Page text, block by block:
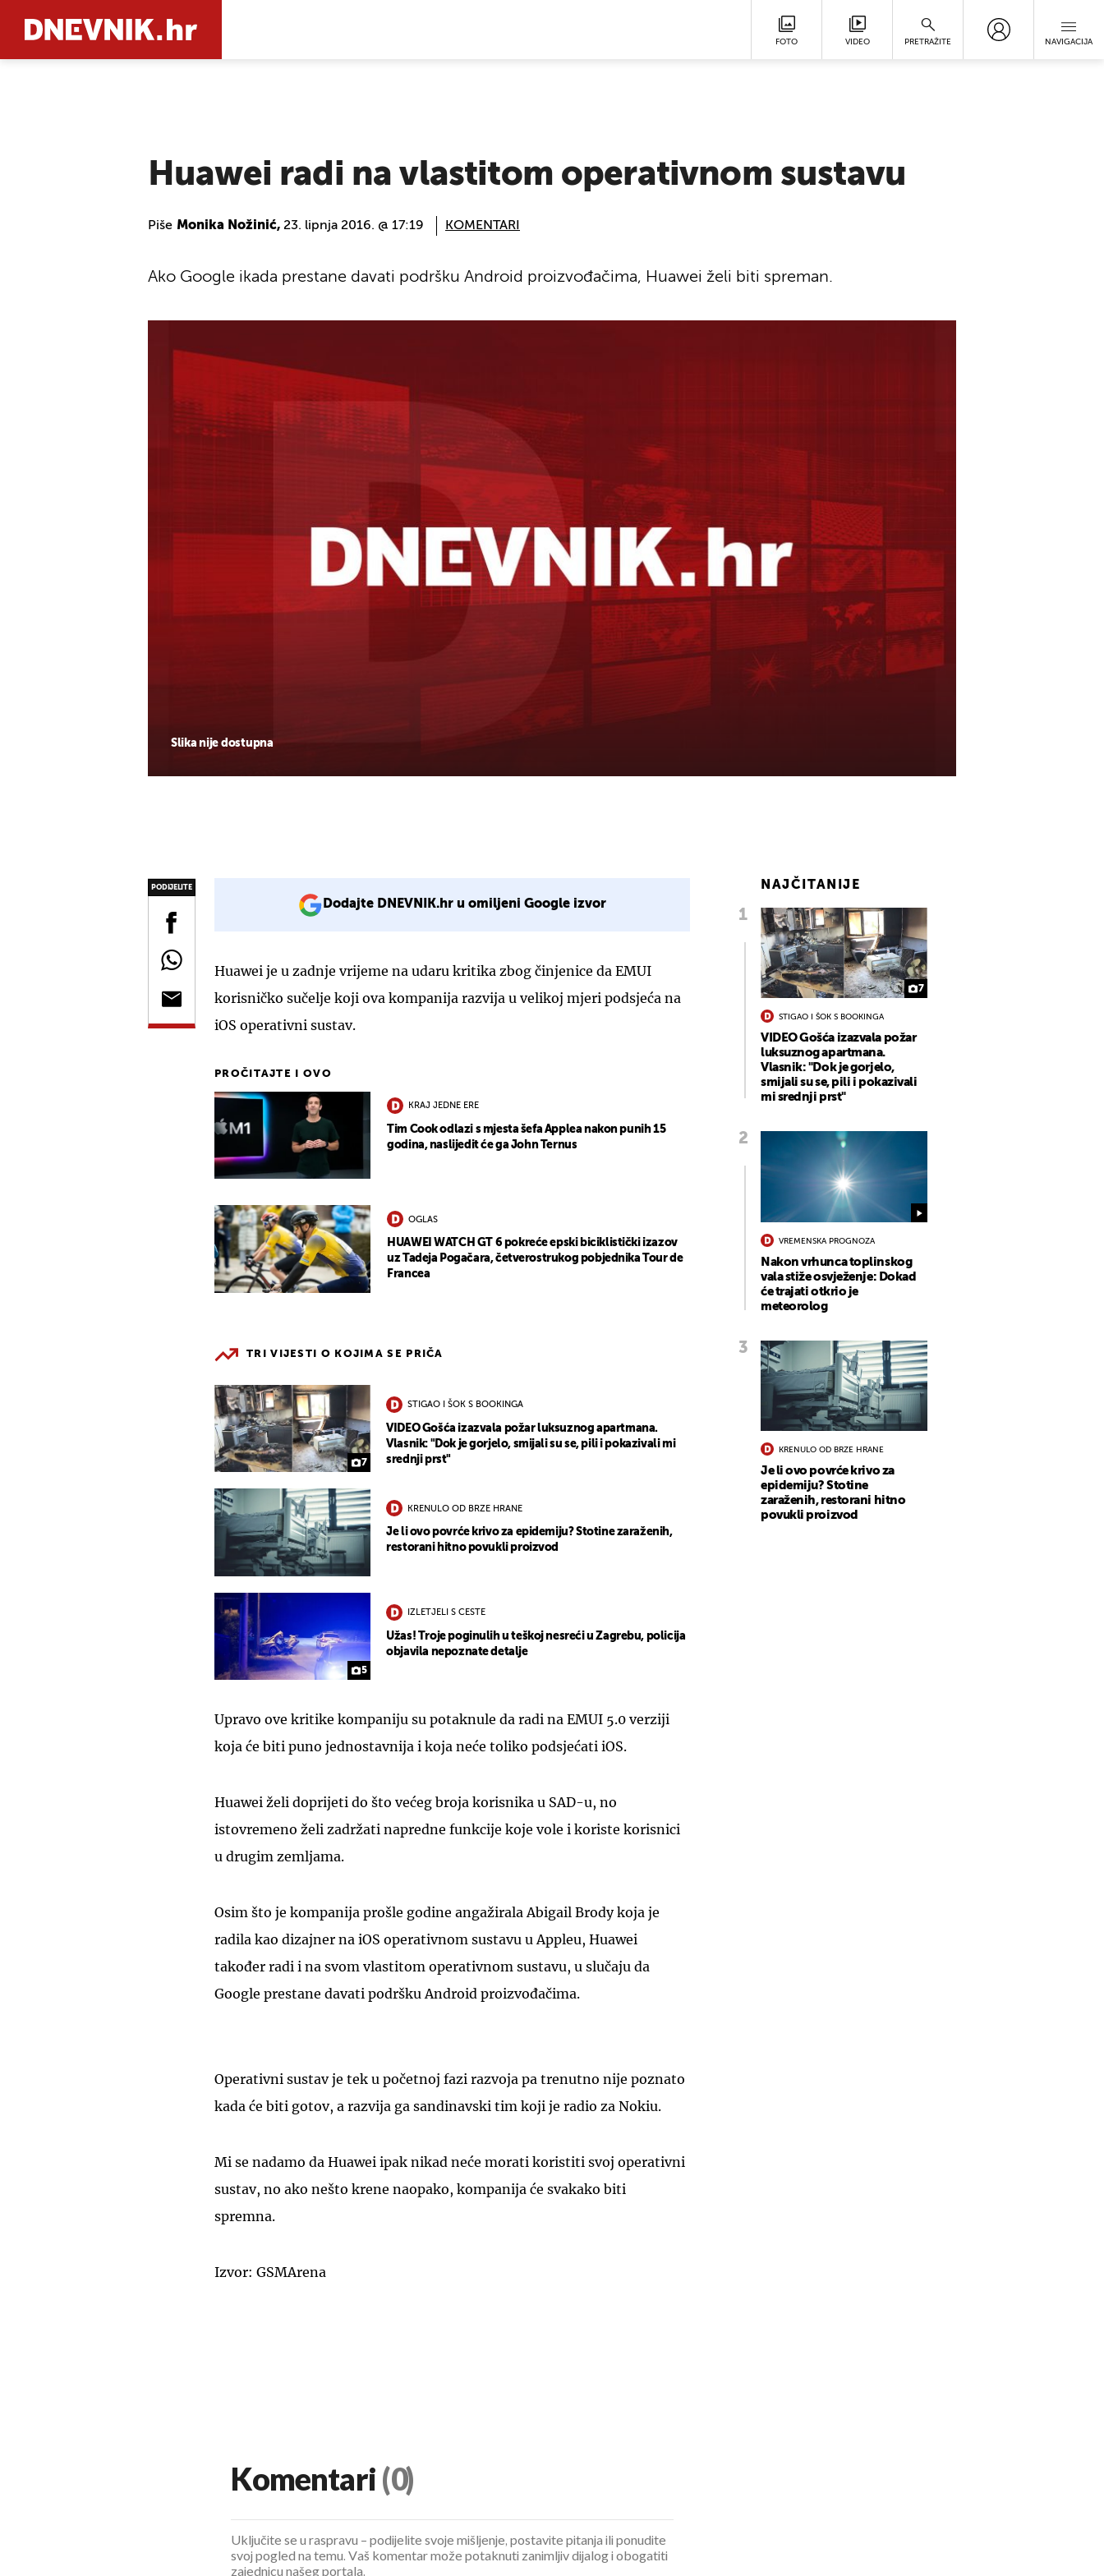
FOTO VIDEO PRETRAŽITE NAVIGACIJA
Huawei radi na vlastitom operativnom sustavu
Piše Monika Nožinić, 23. lipnja 2016. @ 17:19 KOMENTARI
Slika nije dostupna
Ako Google ikada prestane davati podršku Android proizvođačima, Huawei želi biti spreman.
PODIJELITE
Dodajte DNEVNIK.hr u omiljeni Google izvor
Huawei je u zadnje vrijeme na udaru kritika zbog činjenice da EMUI
korisničko sučelje koji ova kompanija razvija u velikoj mjeri podsjeća na
iOS operativni sustav.
PROČITAJTE I OVO
KRAJ JEDNE ERE
Tim Cook odlazi s mjesta šefa Applea nakon punih 15
godina, naslijedit će ga John Ternus
OGLAS
HUAWEI WATCH GT 6 pokreće epski biciklistički izazov
uz Tadeja Pogačara, četverostrukog pobjednika Tour de
Francea
TRI VIJESTI O KOJIMA SE PRIČA
7
STIGAO I ŠOK S BOOKINGA
VIDEO Gošća izazvala požar luksuznog apartmana.
Vlasnik: "Dok je gorjelo, smijali su se, pili i pokazivali mi
srednji prst"
KRENULO OD BRZE HRANE
Je li ovo povrće krivo za epidemiju? Stotine zaraženih,
restorani hitno povukli proizvod
5
IZLETJELI S CESTE
Užas! Troje poginulih u teškoj nesreći u Zagrebu, policija
objavila nepoznate detalje
Upravo ove kritike kompaniju su potaknule da radi na EMUI 5.0 verziji
koja će biti puno jednostavnija i koja neće toliko podsjećati iOS.
Huawei želi doprijeti do što većeg broja korisnika u SAD-u, no
istovremeno želi zadržati napredne funkcije koje vole i koriste korisnici
u drugim zemljama.
Osim što je kompanija prošle godine angažirala Abigail Brody koja je
radila kao dizajner na iOS operativnom sustavu u Appleu, Huawei
također radi i na svom vlastitom operativnom sustavu, u slučaju da
Google prestane davati podršku Android proizvođačima.
Operativni sustav je tek u početnoj fazi razvoja pa trenutno nije poznato
kada će biti gotov, a razvija ga sandinavski tim koji je radio za Nokiu.
Mi se nadamo da Huawei ipak nikad neće morati koristiti svoj operativni
sustav, no ako nešto krene naopako, kompanija će svakako biti
spremna.
Izvor: GSMArena
NAJČITANIJE
7
STIGAO I ŠOK S BOOKINGA
VIDEO Gošća izazvala požar
luksuznog apartmana.
Vlasnik: "Dok je gorjelo,
smijali su se, pili i pokazivali
mi srednji prst"
VREMENSKA PROGNOZA
Nakon vrhunca toplinskog
vala stiže osvježenje: Dokad
će trajati otkrio je
meteorolog
KRENULO OD BRZE HRANE
Je li ovo povrće krivo za
epidemiju? Stotine
zaraženih, restorani hitno
povukli proizvod
Komentari (0)
Uključite se u raspravu – podijelite svoje mišljenje, postavite pitanja ili ponudite
svoj pogled na temu. Vaš komentar može potaknuti zanimljiv dijalog i obogatiti
zajednicu našeg portala.
UKLJUČITE NOTIFIKACIJE